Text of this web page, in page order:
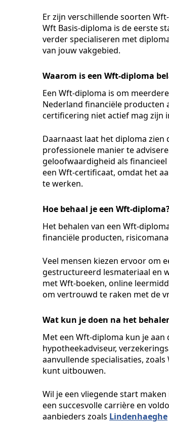
Er zijn verschillende soorten
Wft Basis-diploma is de eerste
verder specialiseren met
van jouw vakgebied.
Waarom is een Wft-diploma
Een Wft-diploma is om
Nederland financiële producten
certificering niet actief mag zijn
Daarnaast laat het diploma
professionele manier te
geloofwaardigheid als
een Wft-certificaat, omdat het
te werken.
Hoe behaal je een Wft-
Het behalen van een Wft-
financiële producten,
Veel mensen kiezen ervoor om
gestructureerd lesmateriaal en
met Wft-boeken, online
om vertrouwd te raken met de
Wat kun je doen na het
Met een Wft-diploma kun je
hypotheekadviseur,
aanvullende specialisaties,
kunt uitbouwen.
Wil je een vliegende start
een succesvolle carrière en
aanbieders zoals Lindenhaeghe